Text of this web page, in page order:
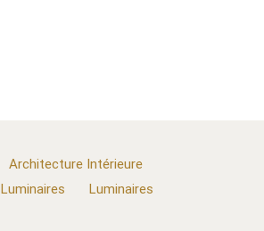
Architecture Intérieure
Luminaires
Luminaires